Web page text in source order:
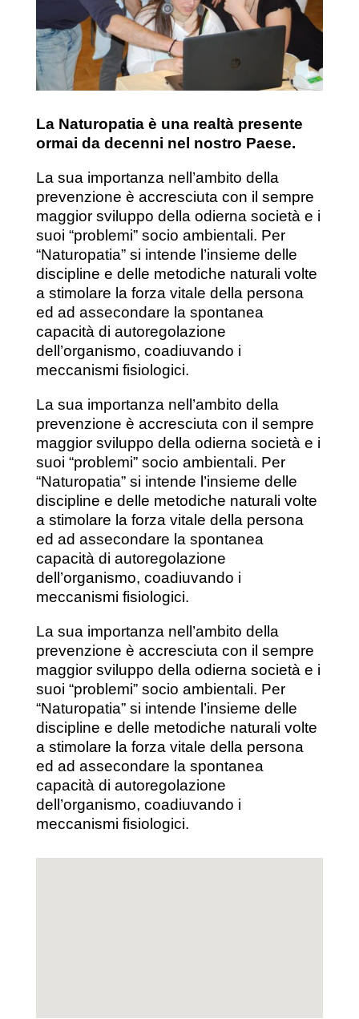
La Naturopatia è una realtà presente
ormai da decenni nel nostro Paese.
La sua importanza nell’ambito della
prevenzione è accresciuta con il sempre
maggior sviluppo della odierna società e i
suoi “problemi” socio ambientali. Per
“Naturopatia” si intende l’insieme delle
discipline e delle metodiche naturali volte
a stimolare la forza vitale della persona
ed ad assecondare la spontanea
capacità di autoregolazione
dell’organismo, coadiuvando i
meccanismi fisiologici.
La sua importanza nell’ambito della
prevenzione è accresciuta con il sempre
maggior sviluppo della odierna società e i
suoi “problemi” socio ambientali. Per
“Naturopatia” si intende l’insieme delle
discipline e delle metodiche naturali volte
a stimolare la forza vitale della persona
ed ad assecondare la spontanea
capacità di autoregolazione
dell’organismo, coadiuvando i
meccanismi fisiologici.
La sua importanza nell’ambito della
prevenzione è accresciuta con il sempre
maggior sviluppo della odierna società e i
suoi “problemi” socio ambientali. Per
“Naturopatia” si intende l’insieme delle
discipline e delle metodiche naturali volte
a stimolare la forza vitale della persona
ed ad assecondare la spontanea
capacità di autoregolazione
dell’organismo, coadiuvando i
meccanismi fisiologici.